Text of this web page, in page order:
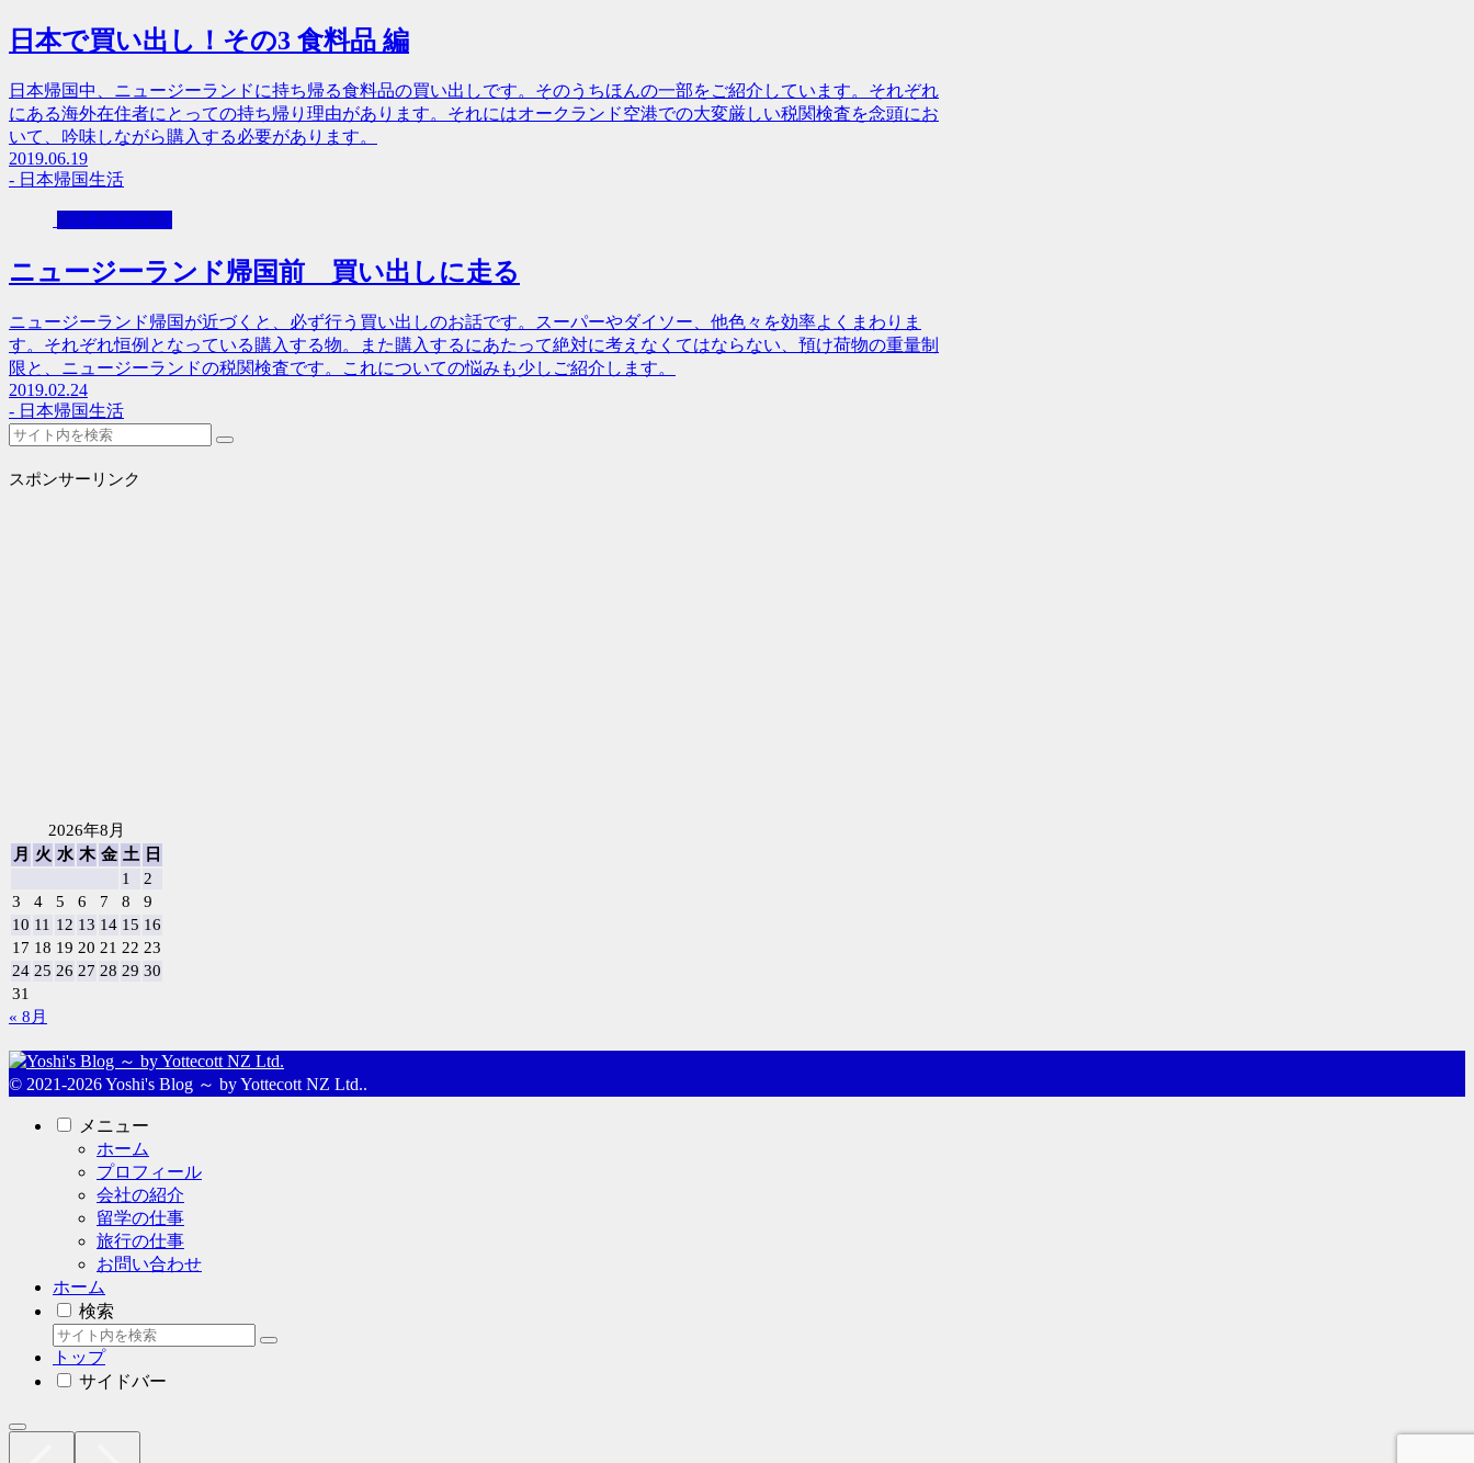
日本で買い出し！その3 食料品 編
日本帰国中、ニュージーランドに持ち帰る食料品の買い出しです。そのうちほんの一部をご紹介しています。それぞれ
にある海外在住者にとっての持ち帰り理由があります。それにはオークランド空港での大変厳しい税関検査を念頭にお
いて、吟味しながら購入する必要があります。
2019.06.19
- 日本帰国生活
- 日本帰国生活
ニュージーランド帰国前 買い出しに走る
ニュージーランド帰国が近づくと、必ず行う買い出しのお話です。スーパーやダイソー、他色々を効率よくまわりま
す。それぞれ恒例となっている購入する物。また購入するにあたって絶対に考えなくてはならない、預け荷物の重量制
限と、ニュージーランドの税関検査です。これについての悩みも少しご紹介します。
2019.02.24
- 日本帰国生活
スポンサーリンク
2026年8月
月
火 水 木 金 土
日
1
2
3
4 5 6 7 8
9
10 11 12 13 14 15 16
17 18 19 20 21 22 23
24 25 26 27 28 29 30
31
« 8月
© 2021-2026 Yoshi's Blog ～ by Yottecott NZ Ltd..
メニュー
ホーム
プロフィール
会社の紹介
留学の仕事
旅行の仕事
お問い合わせ
ホーム
検索
トップ
サイドバー